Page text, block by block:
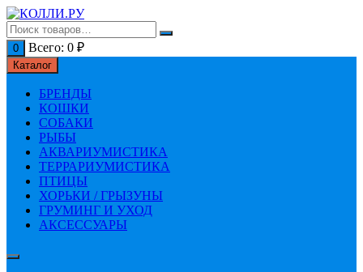
Перейти
к
содержимому
0 Всего: 0 ₽
Каталог
БРЕНДЫ
КОШКИ
СОБАКИ
РЫБЫ
АКВАРИУМИСТИКА
ТЕРРАРИУМИСТИКА
ПТИЦЫ
ХОРЬКИ / ГРЫЗУНЫ
ГРУМИНГ И УХОД
АКСЕССУАРЫ